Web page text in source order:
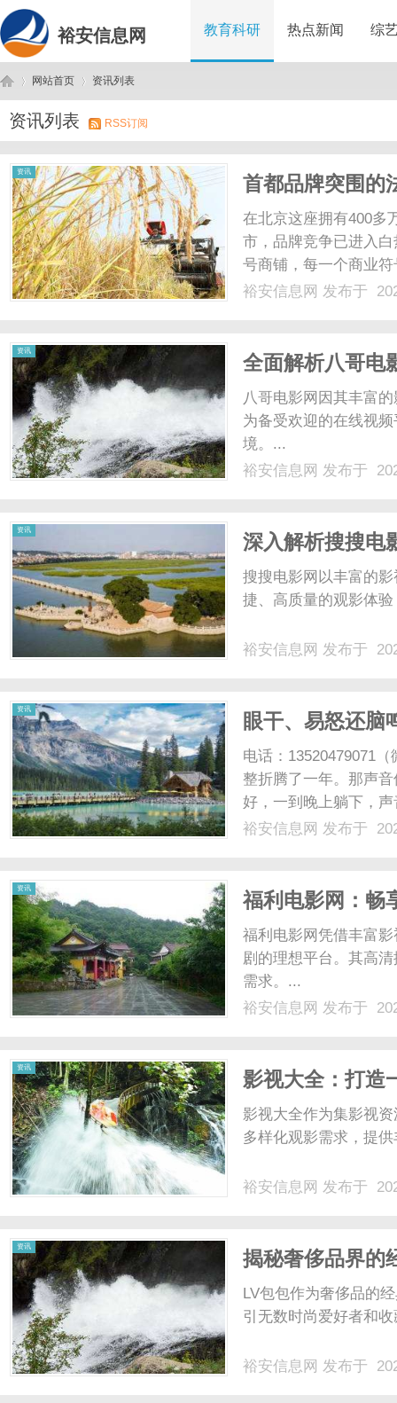
裕安信息网 教育科研 热点新闻 综
裕 ›
网站首页
›
资讯列表
资讯列表 RSS订阅
资讯
首都品牌突围的
与维权困局
在北京这座拥有400多
市，品牌竞争已进入
号商铺，每一个商业
样一个商标存量巨大
裕安信息网 发布于
资讯
全面解析八哥电
结合
八哥电影网因其丰富
为备受欢迎的在线视
境。...
裕安信息网 发布于
资讯
深入解析搜搜电
搜搜电影网以丰富的
捷、高质量的观影体
裕安信息网 发布于
资讯
眼干、易怒还脑
经“亏空”了！
电话：13520479071
整折腾了一年。那声
好，一到晚上躺下，
亮。人熬得没了精气
裕安信息网 发布于
资讯
福利电影网：畅
福利电影网凭借丰富
剧的理想平台。其高
需求。...
裕安信息网 发布于
资讯
影视大全：打造
影视大全作为集影视
多样化观影需求，提
裕安信息网 发布于
资讯
揭秘奢侈品界的
藏价值
LV包包作为奢侈品的
引无数时尚爱好者和
裕安信息网 发布于